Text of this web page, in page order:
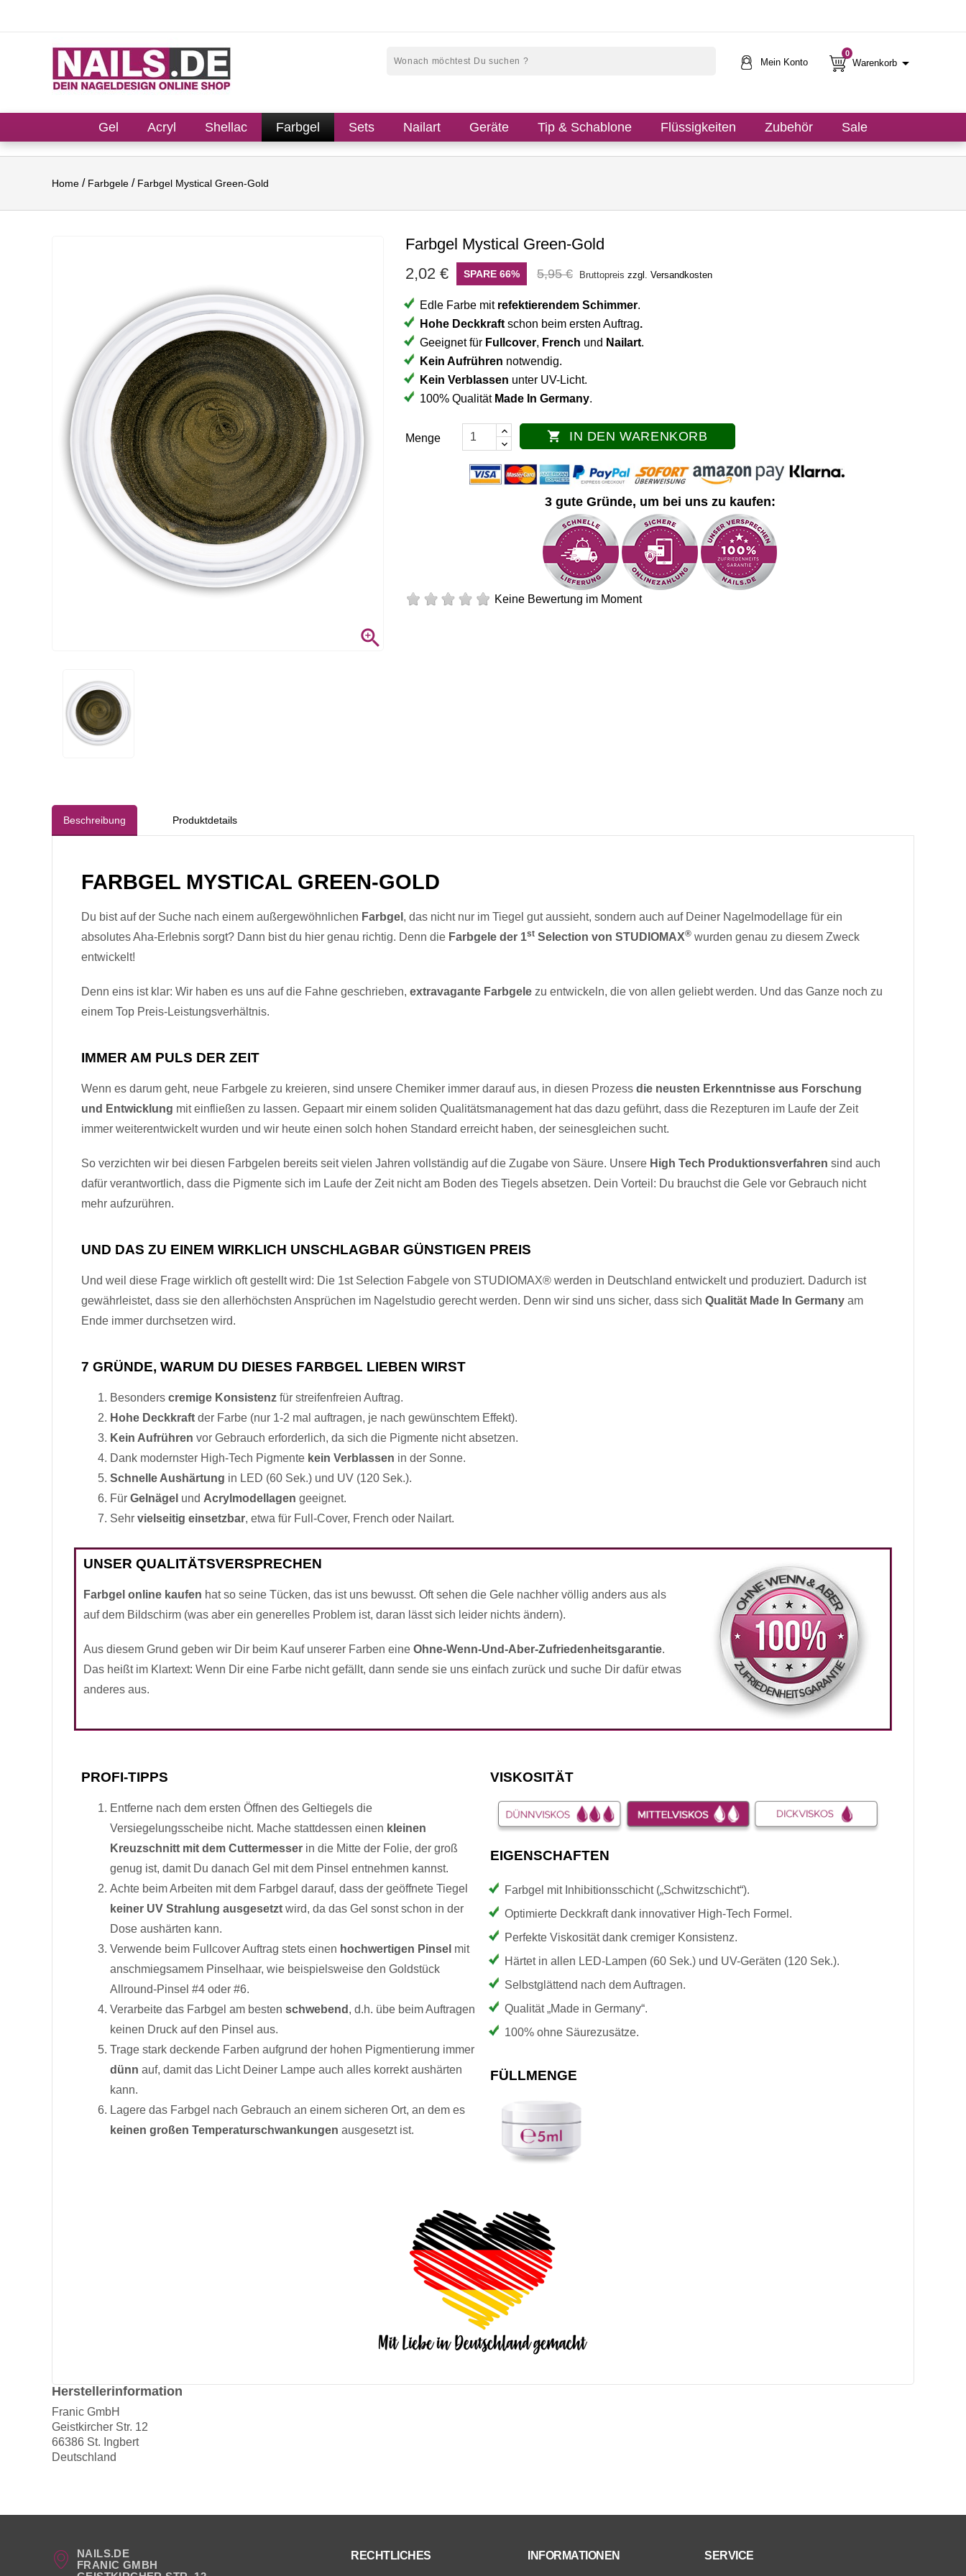
0
Warenkorb 
Mein Konto
Gel Acryl Shellac Farbgel Sets Nailart Geräte Tip & Schablone Flüssigkeiten Zubehör Sale
Home Farbgele Farbgel Mystical Green-Gold

Farbgel Mystical Green-Gold
2,02 €
SPARE 66% 5,95 € Bruttopreis zzgl. Versandkosten
Edle Farbe mit refektierendem Schimmer.
Hohe Deckkraft schon beim ersten Auftrag.
Geeignet für Fullcover, French und Nailart.
Kein Aufrühren notwendig.
Kein Verblassen unter UV-Licht.
100% Qualität Made In Germany.
Menge  IN DEN WARENKORB
3 gute Gründe, um bei uns zu kaufen:
Keine Bewertung im Moment
Beschreibung Produktdetails
FARBGEL MYSTICAL GREEN-GOLD
Du bist auf der Suche nach einem außergewöhnlichen Farbgel , das nicht nur im Tiegel gut aussieht, sondern auch auf Deiner Nagelmodellage für ein
absolutes Aha-Erlebnis sorgt? Dann bist du hier genau richtig. Denn die Farbgele der 1st Selection von STUDIOMAX® wurden genau zu diesem Zweck
entwickelt!
Denn eins ist klar: Wir haben es uns auf die Fahne geschrieben, extravagante Farbgele zu entwickeln, die von allen geliebt werden. Und das Ganze noch zu
einem Top Preis-Leistungsverhältnis.
IMMER AM PULS DER ZEIT
Wenn es darum geht, neue Farbgele zu kreieren, sind unsere Chemiker immer darauf aus, in diesen Prozess die neusten Erkenntnisse aus Forschung
und Entwicklung mit einfließen zu lassen. Gepaart mir einem soliden Qualitätsmanagement hat das dazu geführt, dass die Rezepturen im Laufe der Zeit
immer weiterentwickelt wurden und wir heute einen solch hohen Standard erreicht haben, der seinesgleichen sucht.
So verzichten wir bei diesen Farbgelen bereits seit vielen Jahren vollständig auf die Zugabe von Säure. Unsere High Tech Produktionsverfahren sind auch
dafür verantwortlich, dass die Pigmente sich im Laufe der Zeit nicht am Boden des Tiegels absetzen. Dein Vorteil: Du brauchst die Gele vor Gebrauch nicht
mehr aufzurühren.
UND DAS ZU EINEM WIRKLICH UNSCHLAGBAR GÜNSTIGEN PREIS
Und weil diese Frage wirklich oft gestellt wird: Die 1st Selection Fabgele von STUDIOMAX® werden in Deutschland entwickelt und produziert. Dadurch ist
gewährleistet, dass sie den allerhöchsten Ansprüchen im Nagelstudio gerecht werden. Denn wir sind uns sicher, dass sich Qualität Made In Germany am
Ende immer durchsetzen wird.
7 GRÜNDE, WARUM DU DIESES FARBGEL LIEBEN WIRST
Besonders cremige Konsistenz für streifenfreien Auftrag.
Hohe Deckkraft der Farbe (nur 1-2 mal auftragen, je nach gewünschtem Effekt).
Kein Aufrühren vor Gebrauch erforderlich, da sich die Pigmente nicht absetzen.
Dank modernster High-Tech Pigmente kein Verblassen in der Sonne.
Schnelle Aushärtung in LED (60 Sek.) und UV (120 Sek.).
Für Gelnägel und Acrylmodellagen geeignet.
Sehr vielseitig einsetzbar, etwa für Full-Cover, French oder Nailart.
UNSER QUALITÄTSVERSPRECHEN
Farbgel online kaufen hat so seine Tücken, das ist uns bewusst. Oft sehen die Gele nachher völlig anders aus als
auf dem Bildschirm (was aber ein generelles Problem ist, daran lässt sich leider nichts ändern).
Aus diesem Grund geben wir Dir beim Kauf unserer Farben eine Ohne-Wenn-Und-Aber-Zufriedenheitsgarantie.
Das heißt im Klartext: Wenn Dir eine Farbe nicht gefällt, dann sende sie uns einfach zurück und suche Dir dafür etwas
anderes aus.
PROFI-TIPPS
Entferne nach dem ersten Öffnen des Geltiegels die
Versiegelungsscheibe nicht. Mache stattdessen einen kleinen
Kreuzschnitt mit dem Cuttermesser in die Mitte der Folie, der groß
genug ist, damit Du danach Gel mit dem Pinsel entnehmen kannst.
Achte beim Arbeiten mit dem Farbgel darauf, dass der geöffnete Tiegel
keiner UV Strahlung ausgesetzt wird, da das Gel sonst schon in der
Dose aushärten kann.
Verwende beim Fullcover Auftrag stets einen hochwertigen Pinsel mit
anschmiegsamem Pinselhaar, wie beispielsweise den Goldstück
Allround-Pinsel #4 oder #6.
Verarbeite das Farbgel am besten schwebend , d.h. übe beim Auftragen
keinen Druck auf den Pinsel aus.
Trage stark deckende Farben aufgrund der hohen Pigmentierung immer
dünn auf, damit das Licht Deiner Lampe auch alles korrekt aushärten
kann.
Lagere das Farbgel nach Gebrauch an einem sicheren Ort, an dem es
keinen großen Temperaturschwankungen ausgesetzt ist.
VISKOSITÄT
EIGENSCHAFTEN
Farbgel mit Inhibitionsschicht („Schwitzschicht“).
Optimierte Deckkraft dank innovativer High-Tech Formel.
Perfekte Viskosität dank cremiger Konsistenz.
Härtet in allen LED-Lampen (60 Sek.) und UV-Geräten (120 Sek.).
Selbstglättend nach dem Auftragen.
Qualität „Made in Germany“.
100% ohne Säurezusätze.
FÜLLMENGE
Herstellerinformation
Franic GmbH
Geistkircher Str. 12
66386 St. Ingbert
Deutschland
NAILS.DE
FRANIC GMBH
RECHTLICHES INFORMATIONEN SERVICE